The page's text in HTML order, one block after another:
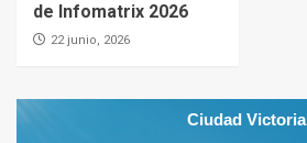
de Infomatrix 2026
22 junio, 2026
Ciudad Victoria